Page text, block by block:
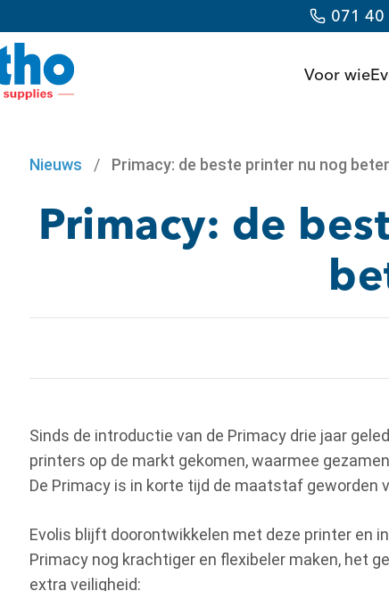
071 40
Voor wie
Nieuws / Primacy: de beste printer nu nog beter
Primacy: de
Sinds de introductie van de Primacy drie jaar
printers op de markt gekomen, waarmee
De Primacy is in korte tijd de maatstaf
Evolis blijft doorontwikkelen met deze printer en
Primacy nog krachtiger en flexibeler maken, het
extra veiligheid: